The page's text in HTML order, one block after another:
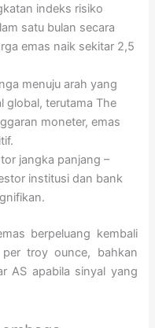
indeks risiko
satu bulan secara
emas naik sekitar 2,5
menuju arah yang
global, terutama The
moneter, emas
jangka panjang –
institusi dan bank
berpeluang kembali
troy ounce, bahkan
AS apabila sinyal yang